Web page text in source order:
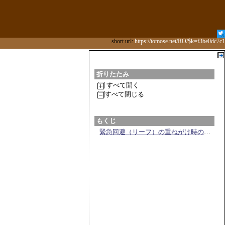
short url: https://tomose.net/RO/$k=f3be0dc7c1
折りたたみ
すべて開く
すべて閉じる
もくじ
緊急回避（リーフ）の重ねがけ時の動作